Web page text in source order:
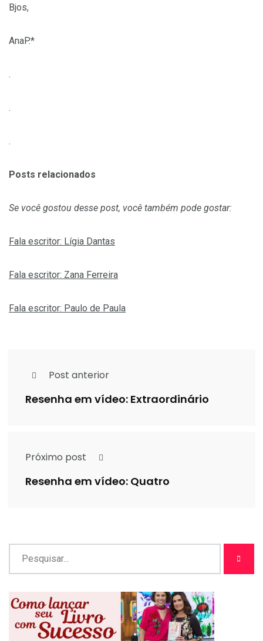
Bjos,
AnaP.*
.
.
.
Posts relacionados
Se você gostou desse post, você também pode gostar:
Fala escritor: Lígia Dantas
Fala escritor: Zana Ferreira
Fala escritor: Paulo de Paula
Post anterior
Resenha em vídeo: Extraordinário
Próximo post
Resenha em vídeo: Quatro